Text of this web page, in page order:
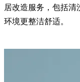
居改造服务，包括清
环境更整洁舒适。